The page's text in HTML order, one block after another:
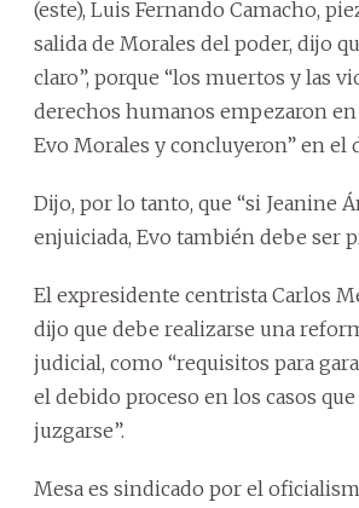
(este), Luis Fernando Camacho,
salida de Morales del poder, dijo
claro”, porque “los muertos y las
derechos humanos empezaron
Evo Morales y concluyeron” en el
Dijo, por lo tanto, que “si Jeanine
enjuiciada, Evo también debe ser
El expresidente centrista Carlos
dijo que debe realizarse una
judicial, como “requisitos para
el debido proceso en los casos
juzgarse”.
Mesa es sindicado por el